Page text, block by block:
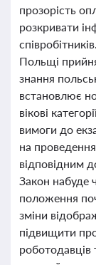
прозорість
розкривати
Польщі
знання
встановлює
вікові
вимоги до
на
відповідним
Закон набуде
положення
зміни
підвищити
роботодавців